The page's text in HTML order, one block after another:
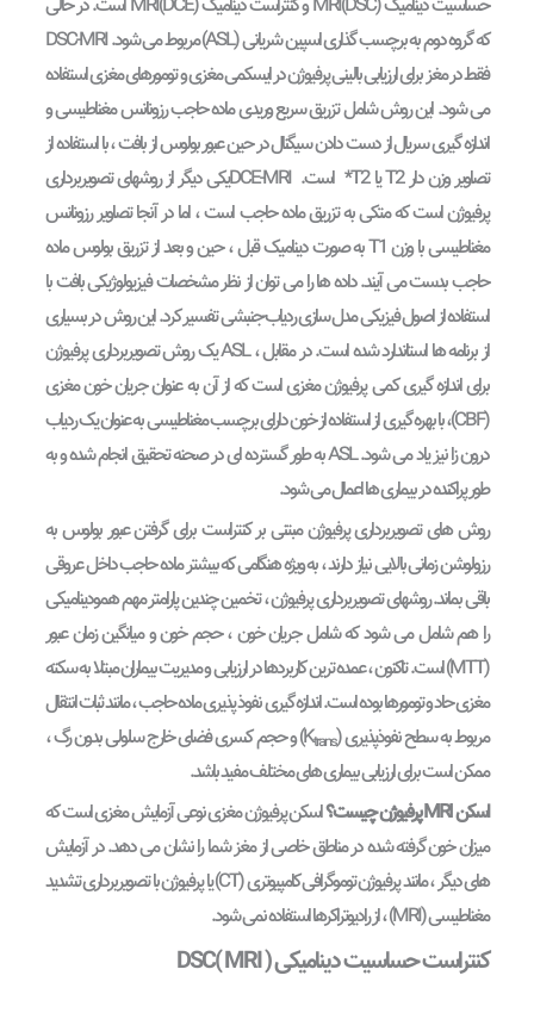
حساسیت دینامیک MRI(DSC) و کنتراست دینامیک MRI(DCE) است. در حالی
که گروه دوم به برچسب گذاری اسپین شریانی (ASL) مربوط می شود. DSC-MRI
فقط در مغز برای ارزیابی بالینی پرفیوژن در ایسکمی مغزی و تومورهای مغزی استفاده
می شود. این روش شامل تزریق سریع وریدی ماده حاجب رزونانس مغناطیسی و
اندازه گیری سریال از دست دادن سیگنال در حین عبور بولوس از بافت ، با استفاده از
تصاویر وزن دار T2 یا T2* است. DCE-MRIیکی دیگر از روشهای تصویربرداری
پرفیوژن است که متکی به تزریق ماده حاجب است ، اما در آنجا تصاویر رزونانس
مغناطیسی با وزن T1 به صورت دینامیک قبل ، حین و بعد از تزریق بولوس ماده
حاجب بدست می آیند. داده ها را می توان از نظر مشخصات فیزیولوژیکی بافت با
استفاده از اصول فیزیکی مدل سازی ردیاب-جنبشی تفسیر کرد. این روش در بسیاری
از برنامه ها استاندارد شده است. در مقابل ، ASL یک روش تصویربرداری پرفیوژن
برای اندازه گیری کمی پرفیوژن مغزی است که از آن به عنوان جریان خون مغزی
(CBF)، با بهره گیری از استفاده از خون دارای برچسب مغناطیسی به عنوان یک ردیاب
درون زا نیز یاد می شود. ASL به طور گسترده ای در صحنه تحقیق انجام شده و به
طور پراکنده در بیماری ها اعمال می شود.
روش های تصویربرداری پرفیوژن مبتنی بر کنتراست برای گرفتن عبور بولوس به
رزولوشن زمانی بالایی نیاز دارند ، به ویژه هنگامی که بیشتر ماده حاجب داخل عروقی
باقی بماند. روشهای تصویربرداری پرفیوژن ، تخمین چندین پارامتر مهم همودینامیکی
را هم شامل می شود که شامل جریان خون ، حجم خون و میانگین زمان عبور
(MTT) است. تاکنون ، عمده ترین کاربردها در ارزیابی و مدیریت بیماران مبتلا به سکته
مغزی حاد و تومورها بوده است. اندازه گیری نفوذ پذیری ماده حاجب ، مانند ثبات انتقال
مربوط به سطح نفوذپذیری (Ktrans ) و حجم کسری فضای خارج سلولی بدون رگ ،
ممکن است برای ارزیابی بیماری های مختلف مفید باشد.
اسکن MRI پرفیوژن چیست؟
اسکن پرفیوژن مغزی نوعی آزمایش مغزی است که
میزان خون گرفته شده در مناطق خاصی از مغز شما را نشان می دهد. در آزمایش
های دیگر ، مانند پرفیوژن توموگرافی کامپیوتری (CT) یا پرفیوژن با تصویربرداری تشدید
مغناطیسی (MRI) ، از رادیوتراکرها استفاده نمی شود.
کنتراست حساسیت دینامیکی DSC( MRI )